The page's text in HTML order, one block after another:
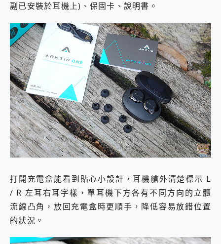
副已安裝於耳機上)、保固卡、說明書。
打開充電盒能看到貼心小設計，耳機艙外清楚標示 L
/ R 左耳右耳字樣，單耳機下方各有不同方向的立體
流線凸角，放回充電盒時更順手，降低容易放錯位置
的狀況。